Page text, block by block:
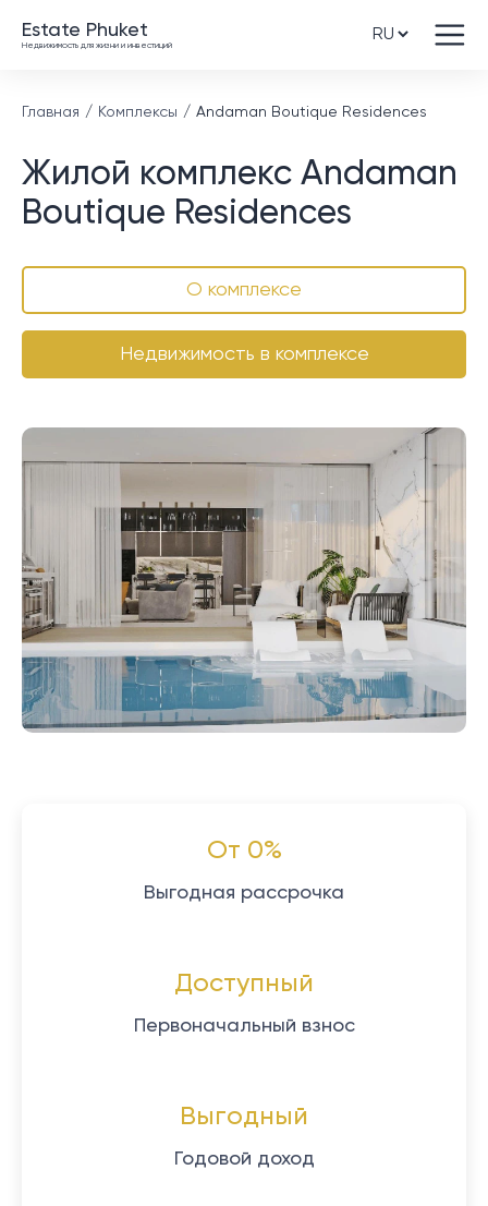
Estate Phuket
Недвижимость для жизни и инвестиций
Главная Комплексы Andaman Boutique Residences
Жилой комплекс Andaman
Boutique Residences
О комплексе
Недвижимость в комплексе
От 0%
Выгодная рассрочка
Доступный
Первоначальный взнос
Выгодный
Годовой доход